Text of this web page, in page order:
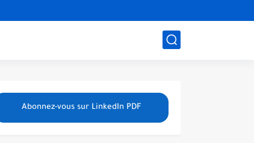
Abonnez-vous sur LinkedIn PDF